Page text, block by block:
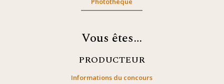
Vous êtes…
PRODUCTEUR
Informations du concours